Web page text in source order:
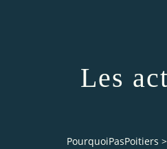
Les
PourquoiPasPoitiers >